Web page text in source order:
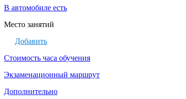
В автомобиле есть
Место занятий
Добавить
Стоимость часа обучения
Экзаменационный маршрут
Дополнительно